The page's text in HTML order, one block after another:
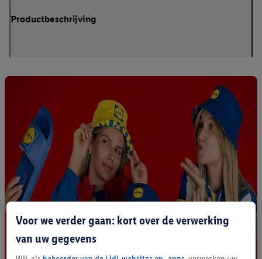
Productbeschrijving
Voor we verder gaan: kort over de verwerking
van uw gegevens